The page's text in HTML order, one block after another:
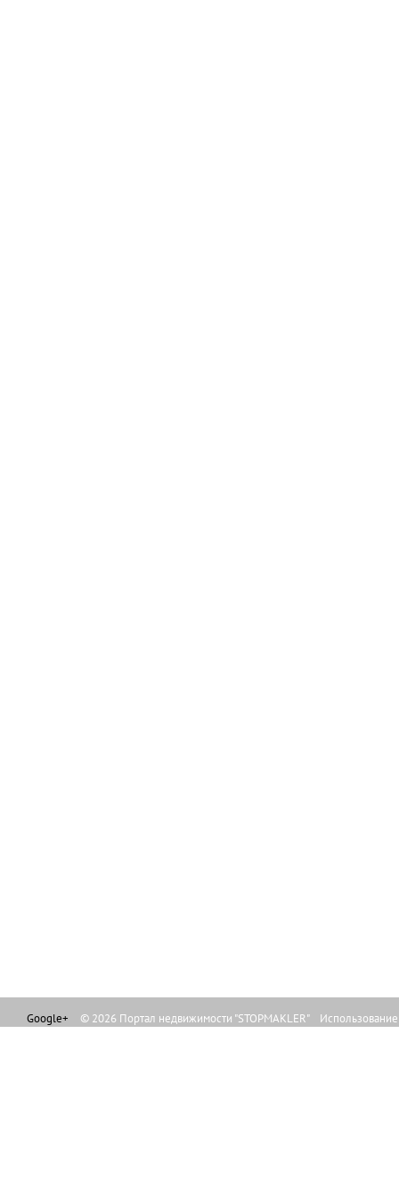
Google+ © 2026 Портал недвижимости "STOPMAKLER"